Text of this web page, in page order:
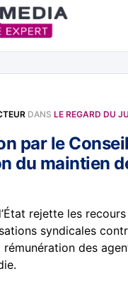
DANS LE REGARD DU
par le
du maintien
rejette les
syndicales
des